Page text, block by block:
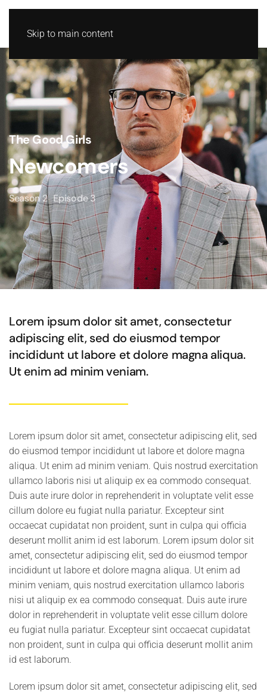
Skip to main content
The Good Girls
Newcomers
Season 2 Episode 3
Lorem ipsum dolor sit amet, consectetur
adipiscing elit, sed do eiusmod tempor
incididunt ut labore et dolore magna aliqua.
Ut enim ad minim veniam.
Lorem ipsum dolor sit amet, consectetur adipiscing elit, sed
do eiusmod tempor incididunt ut labore et dolore magna
aliqua. Ut enim ad minim veniam. Quis nostrud exercitation
ullamco laboris nisi ut aliquip ex ea commodo consequat.
Duis aute irure dolor in reprehenderit in voluptate velit esse
cillum dolore eu fugiat nulla pariatur. Excepteur sint
occaecat cupidatat non proident, sunt in culpa qui officia
deserunt mollit anim id est laborum. Lorem ipsum dolor sit
amet, consectetur adipiscing elit, sed do eiusmod tempor
incididunt ut labore et dolore magna aliqua. Ut enim ad
minim veniam, quis nostrud exercitation ullamco laboris
nisi ut aliquip ex ea commodo consequat. Duis aute irure
dolor in reprehenderit in voluptate velit esse cillum dolore
eu fugiat nulla pariatur. Excepteur sint occaecat cupidatat
non proident, sunt in culpa qui officia deserunt mollit anim
id est laborum.
Lorem ipsum dolor sit amet, consectetur adipiscing elit, sed